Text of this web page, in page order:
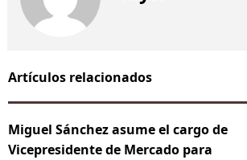
Artículos relacionados
Miguel Sánchez asume el cargo de
Vicepresidente de Mercado para